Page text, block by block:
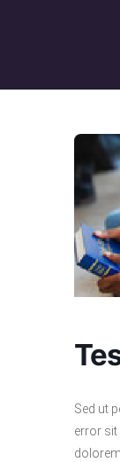
Sed ut
error